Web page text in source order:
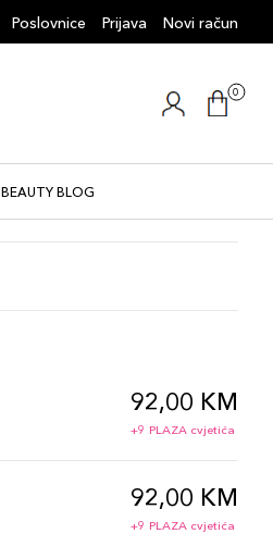
Poslovnice Prijava Novi račun
0
BEAUTY BLOG
92,00 KM
+9 PLAZA cvjetića
92,00 KM
+9 PLAZA cvjetića